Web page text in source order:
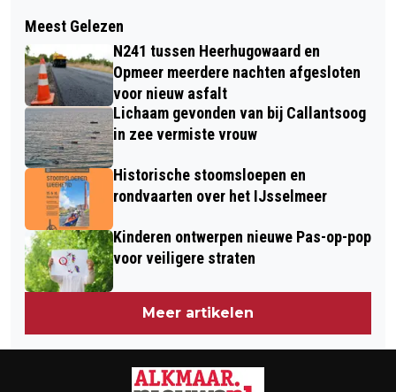
VROEGZAT BRENGT HET NACHTLEVEN
TERUG NAAR DE AVOND
SPORT-Z BRENGT MENSEN MET
KUNST IN BEWEGING MET KUNZT
PRAAT
Meest Gelezen
N241 tussen Heerhugowaard en
Opmeer meerdere nachten afgesloten
voor nieuw asfalt
Lichaam gevonden van bij Callantsoog
in zee vermiste vrouw
Historische stoomsloepen en
rondvaarten over het IJsselmeer
Kinderen ontwerpen nieuwe Pas-op-pop
voor veiligere straten
Meer artikelen